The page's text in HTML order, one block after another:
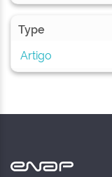
Type
Artigo